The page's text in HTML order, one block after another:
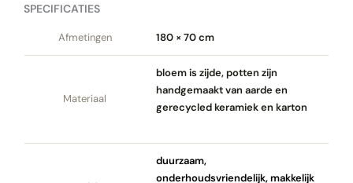
SPECIFICATIES
Afmetingen 180 × 70 cm
Materiaal
bloem is zijde, potten zijn
handgemaakt van aarde en
gerecycled keramiek en karton
duurzaam,
onderhoudsvriendelijk, makkelijk